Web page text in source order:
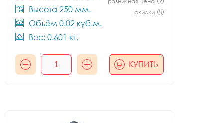
Высота 250 мм.
Объём 0.02 куб.м.
Вес: 0.601 кг.
скидки
КУПИТЬ